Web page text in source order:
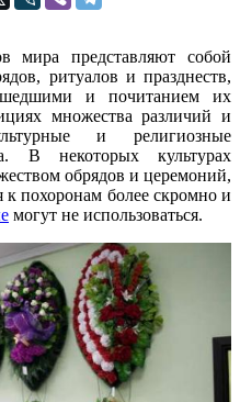
мира представляют собой
ритуалов и празднеств,
и почитанием их
множества различий и
и религиозные
В некоторых культурах
обрядов и церемоний,
к похоронам более скромно и
могут не использоваться.